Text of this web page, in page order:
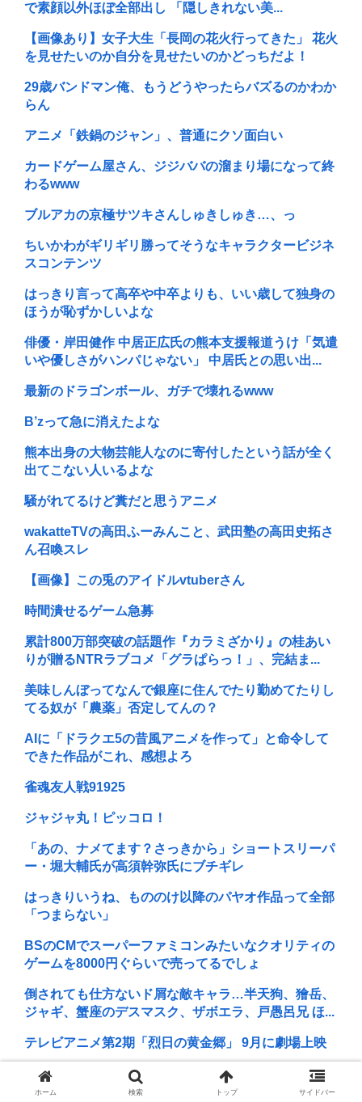
で素顔以外ほぼ全部出し 「隠しきれない美...
【画像あり】女子大生「長岡の花火行ってきた」 花火
を見せたいのか自分を見せたいのかどっちだよ！
29歳バンドマン俺、もうどうやったらバズるのかわか
らん
アニメ「鉄鍋のジャン」、普通にクソ面白い
カードゲーム屋さん、ジジババの溜まり場になって終
わるwww
ブルアカの京極サツキさんしゅきしゅき…、っ
ちいかわがギリギリ勝ってそうなキャラクタービジネ
スコンテンツ
はっきり言って高卒や中卒よりも、いい歳して独身の
ほうが恥ずかしいよな
俳優・岸田健作 中居正広氏の熊本支援報道うけ「気遣
いや優しさがハンパじゃない」 中居氏との思い出...
最新のドラゴンボール、ガチで壊れるwww
B’zって急に消えたよな
熊本出身の大物芸能人なのに寄付したという話が全く
出てこない人いるよな
騒がれてるけど糞だと思うアニメ
wakatteTVの高田ふーみんこと、武田塾の高田史拓さ
ん召喚スレ
【画像】この兎のアイドルvtuberさん
時間潰せるゲーム急募
累計800万部突破の話題作『カラミざかり』の桂あい
りが贈るNTRラブコメ「グラぱらっ！」、完結ま...
美味しんぼってなんで銀座に住んでたり勤めてたりし
てる奴が「農薬」否定してんの？
AIに「ドラクエ5の昔風アニメを作って」と命令して
できた作品がこれ、感想よろ
雀魂友人戦91925
ジャジャ丸！ピッコロ！
「あの、ナメてます？さっきから」ショートスリーパ
ー・堀大輔氏が高須幹弥氏にブチギレ
はっきりいうね、もののけ以降のパヤオ作品って全部
「つまらない」
BSのCMでスーパーファミコンみたいなクオリティの
ゲームを8000円ぐらいで売ってるでしょ
倒されても仕方ないド屑な敵キャラ…半天狗、獪岳、
ジャギ、蟹座のデスマスク、ザボエラ、戸愚呂兄 ほ...
テレビアニメ第2期「烈日の黄金郷」 9月に劇場上映
K-POPアイドル、エヴァのプラグスーツを着てライブ
をしてしまう…これは非常にえちち
ホーム 検索 トップ サイドバー